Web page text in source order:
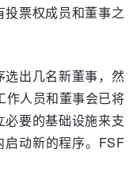
票权成员和董事之
出几名新董事，然
作人员和董事会已将
必要的基础设施来支
动新的程序。FSF